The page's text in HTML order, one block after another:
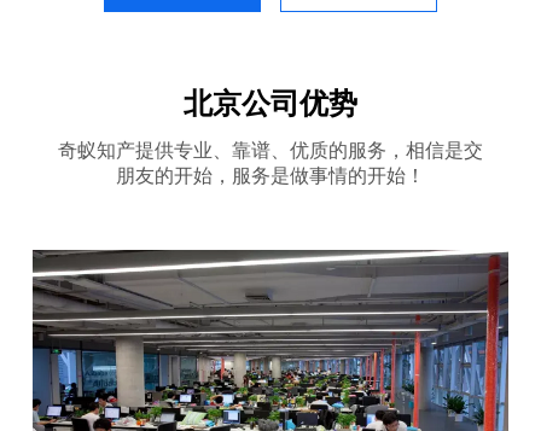
北京公司优势
奇蚁知产提供专业、靠谱、优质的服务，相信是交
朋友的开始，服务是做事情的开始！